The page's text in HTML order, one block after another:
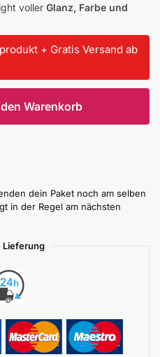
voller Glanz, Farbe und
+ Gratis Versand ab
Warenkorb
dein Paket noch am selben
in der Regel am nächsten
Lieferung